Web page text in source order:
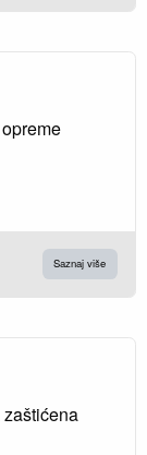
Saznaj više